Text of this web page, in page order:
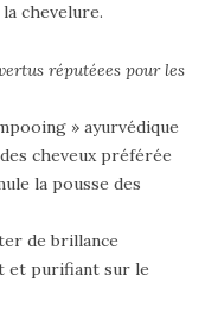
chevelure.
réputéees pour les
» ayurvédique
cheveux préférée
la pousse des
de brillance
et purifiant sur le